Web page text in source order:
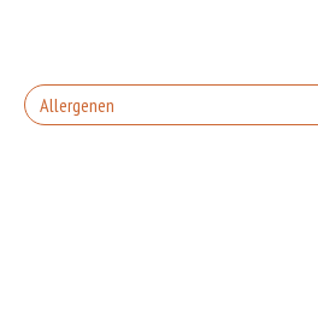
Allergenen